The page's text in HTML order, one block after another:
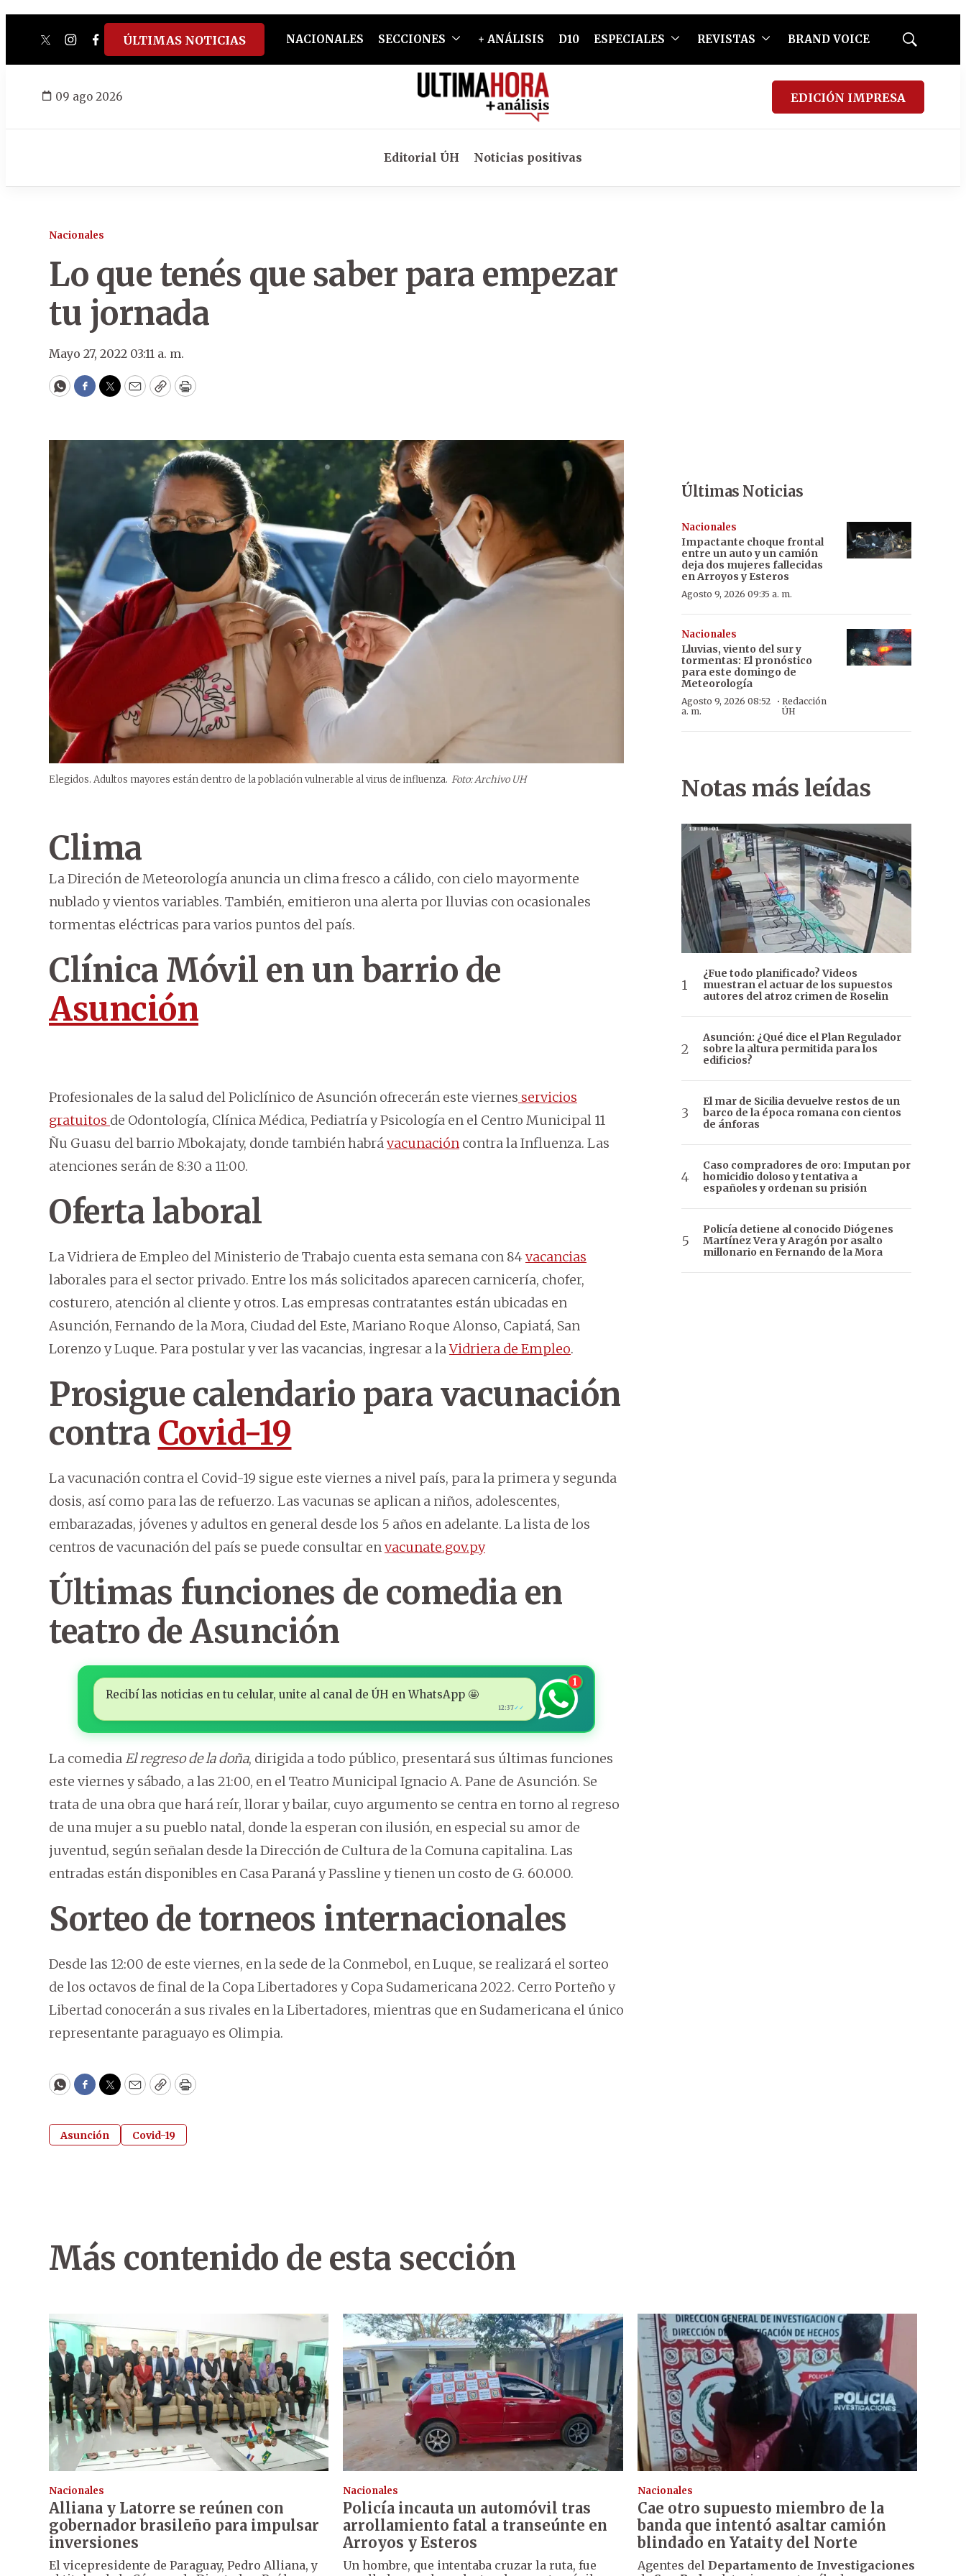
twitterinstagram
facebook
tiktokyoutube
spotify
ÚLTIMAS NOTICIAS NACIONALES SECCIONES + ANÁLISIS D10 ESPECIALES REVISTAS BRAND VOICE
Mostrar
09 ago 2026 EDICIÓN IMPRESA
Editorial ÚH Noticias positivas
Nacionales
Lo que tenés que saber para empezar
tu jornada
Mayo 27, 2022 03:11 a. m.
WhatsApp
Facebook
Twitter
EmailCopyPrint
Elegidos. Adultos mayores están dentro de la población vulnerable al virus de influenza. Foto: Archivo UH
Clima
La Direción de Meteorología anuncia un clima fresco a cálido, con cielo mayormente
nublado y vientos variables. También, emitieron una alerta por lluvias con ocasionales
tormentas eléctricas para varios puntos del país.
Clínica Móvil en un barrio de
Asunción
Profesionales de la salud del Policlínico de Asunción ofrecerán este viernes servicios
gratuitos de Odontología, Clínica Médica, Pediatría y Psicología en el Centro Municipal 11
Ñu Guasu del barrio Mbokajaty, donde también habrávacunación contra la Influenza. Las
atenciones serán de 8:30 a 11:00.
Oferta laboral
La Vidriera de Empleo del Ministerio de Trabajo cuenta esta semana con 84vacancias
laborales para el sector privado. Entre los más solicitados aparecen carnicería, chofer,
costurero, atención al cliente y otros. Las empresas contratantes están ubicadas en
Asunción, Fernando de la Mora, Ciudad del Este, Mariano Roque Alonso, Capiatá, San
Lorenzo y Luque. Para postular y ver las vacancias, ingresar a laVidriera de Empleo.
Prosigue calendario para vacunación
contra Covid-19
La vacunación contra el Covid-19 sigue este viernes a nivel país, para la primera y segunda
dosis, así como para las de refuerzo. Las vacunas se aplican a niños, adolescentes,
embarazadas, jóvenes y adultos en general desde los 5 años en adelante. La lista de los
centros de vacunación del país se puede consultar envacunate.gov.py
Últimas funciones de comedia en
teatro de Asunción
Recibí las noticias en tu celular, unite al canal de ÚH en WhatsApp 🤩
12:37✓✓
1
La comediaEl regreso de la doña, dirigida a todo público, presentará sus últimas funciones
este viernes y sábado, a las 21:00, en el Teatro Municipal Ignacio A. Pane de Asunción. Se
trata de una obra que hará reír, llorar y bailar, cuyo argumento se centra en torno al regreso
de una mujer a su pueblo natal, donde la esperan con ilusión, en especial su amor de
juventud, según señalan desde la Dirección de Cultura de la Comuna capitalina. Las
entradas están disponibles en Casa Paraná y Passline y tienen un costo de G. 60.000.
Sorteo de torneos internacionales
Desde las 12:00 de este viernes, en la sede de la Conmebol, en Luque, se realizará el sorteo
de los octavos de final de la Copa Libertadores y Copa Sudamericana 2022. Cerro Porteño y
Libertad conocerán a sus rivales en la Libertadores, mientras que en Sudamericana el único
representante paraguayo es Olimpia.
WhatsApp
Facebook
Twitter
EmailCopyPrint
Asunción Covid-19
Últimas Noticias
Nacionales
Impactante choque frontal
entre un auto y un camión
deja dos mujeres fallecidas
en Arroyos y Esteros
Agosto 9, 2026 09:35 a. m.
Nacionales
Lluvias, viento del sur y
tormentas: El pronóstico
para este domingo de
Meteorología
Agosto 9, 2026 08:52
a. m.
· Redacción
ÚH
Notas más leídas
¿Fue todo planificado? Videos
muestran el actuar de los supuestos
autores del atroz crimen de Roselin
Asunción: ¿Qué dice el Plan Regulador
sobre la altura permitida para los
edificios?
El mar de Sicilia devuelve restos de un
barco de la época romana con cientos
de ánforas
Caso compradores de oro: Imputan por
homicidio doloso y tentativa a
españoles y ordenan su prisión
Policía detiene al conocido Diógenes
Martínez Vera y Aragón por asalto
millonario en Fernando de la Mora
Más contenido de esta sección
Nacionales
Alliana y Latorre se reúnen con
gobernador brasileño para impulsar
inversiones
El vicepresidente de Paraguay, Pedro Alliana, y
Nacionales
Policía incauta un automóvil tras
arrollamiento fatal a transeúnte en
Arroyos y Esteros
Un hombre, que intentaba cruzar la ruta, fue
Nacionales
Cae otro supuesto miembro de la
banda que intentó asaltar camión
blindado en Yataity del Norte
Agentes del Departamento de Investigaciones